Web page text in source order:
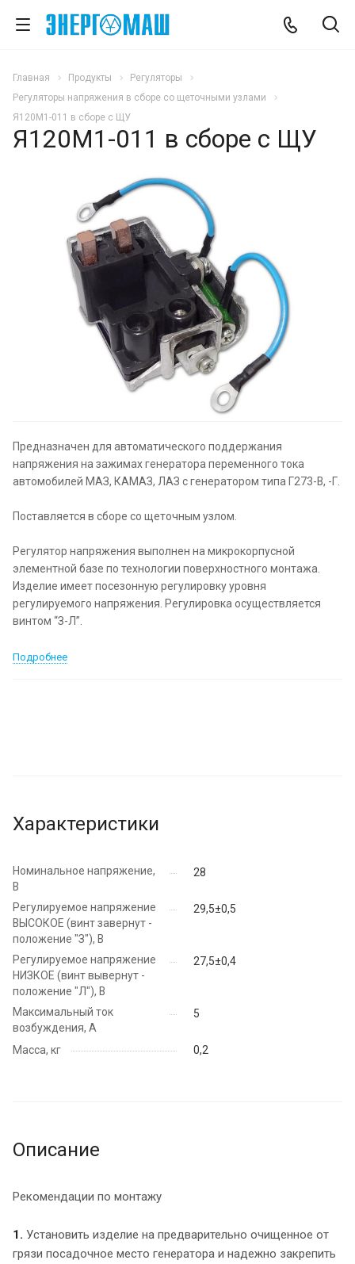
Главная Продукты
Регуляторы
Регуляторы напряжения в сборе со щеточными узлами
Я120М1-011 в сборе с ЩУ
Я120М1-011 в сборе с ЩУ
Предназначен для автоматического поддержания
напряжения на зажимах генератора переменного тока
автомобилей МАЗ, КАМАЗ, ЛАЗ с генератором типа Г273-В, -Г.
Поставляется в сборе со щеточным узлом.
Регулятор напряжения выполнен на микрокорпусной
элементной базе по технологии поверхностного монтажа.
Изделие имеет посезонную регулировку уровня
регулируемого напряжения. Регулировка осуществляется
винтом “З-Л”.
Подробнее
Характеристики
Номинальное напряжение,
В
28
Регулируемое напряжение
ВЫСОКОЕ (винт завернут -
положение "З"), В
29,5±0,5
Регулируемое напряжение
НИЗКОЕ (винт вывернут -
положение "Л"), В
27,5±0,4
Максимальный ток
возбуждения, А
5
Масса, кг 0,2
Описание
Рекомендации по монтажу
1. Установить изделие на предварительно очищенное от
грязи посадочное место генератора и надежно закрепить